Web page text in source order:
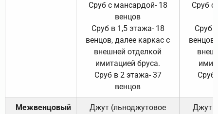
Сруб с мансардой- 18
венцов
Сруб в 1,5 этажа- 18
венцов, далее каркас с
внешней отделкой
имитацией бруса.
Сруб в 2 этажа- 37
венцов
Сруб с
Сруб
Сруб
Межвенцовый
Джут (льноджутовое
Джут